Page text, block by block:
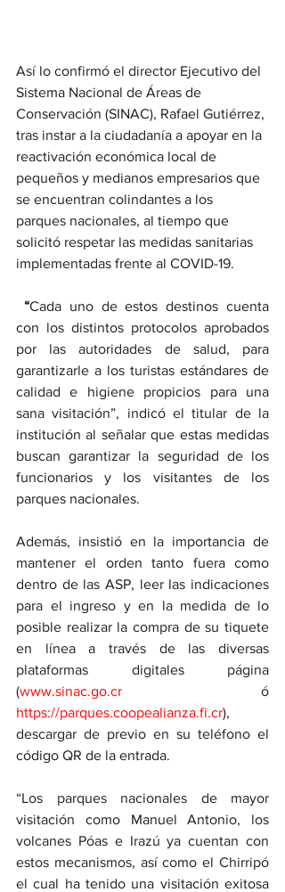
Así lo confirmó el director Ejecutivo del
Sistema Nacional de Áreas de
Conservación (SINAC), Rafael Gutiérrez,
tras instar a la ciudadanía a apoyar en la
reactivación económica local de
pequeños y medianos empresarios que
se encuentran colindantes a los
parques nacionales, al tiempo que
solicitó respetar las medidas sanitarias
implementadas frente al COVID-19.
“Cada uno de estos destinos cuenta
con los distintos protocolos aprobados
por las autoridades de salud, para
garantizarle a los turistas estándares de
calidad e higiene propicios para una
sana visitación”, indicó el titular de la
institución al señalar que estas medidas
buscan garantizar la seguridad de los
funcionarios y los visitantes de los
parques nacionales.
Además, insistió en la importancia de
mantener el orden tanto fuera como
dentro de las ASP, leer las indicaciones
para el ingreso y en la medida de lo
posible realizar la compra de su tiquete
en línea a través de las diversas
plataformas digitales página
(www.sinac.go.cr
https://parques.coopealianza.fi.cr),
descargar de previo en su teléfono el
código QR de la entrada.
“Los parques nacionales de mayor
visitación como Manuel Antonio, los
volcanes Póas e Irazú ya cuentan con
estos mecanismos, así como el Chirripó
el cual ha tenido una visitación exitosa